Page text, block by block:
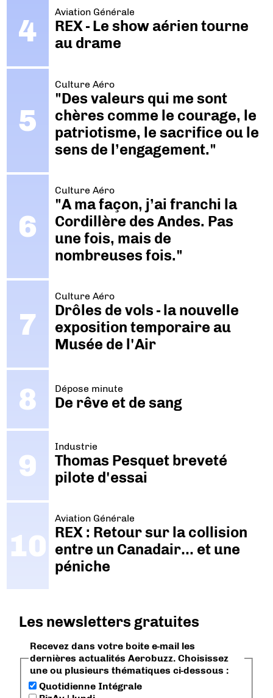
Aviation Générale
REX - Le show aérien tourne
au drame
Culture Aéro
"Des valeurs qui me sont
chères comme le courage, le
patriotisme, le sacrifice ou le
sens de l’engagement."
Culture Aéro
"A ma façon, j’ai franchi la
Cordillère des Andes. Pas
une fois, mais de
nombreuses fois."
Culture Aéro
Drôles de vols - la nouvelle
exposition temporaire au
Musée de l'Air
Dépose minute
De rêve et de sang
Industrie
Thomas Pesquet breveté
pilote d'essai
Aviation Générale
REX : Retour sur la collision
entre un Canadair… et une
péniche
Les newsletters gratuites
Recevez dans votre boite e-mail les
dernières actualités Aerobuzz. Choisissez
une ou plusieurs thématiques ci-dessous :
Quotidienne Intégrale